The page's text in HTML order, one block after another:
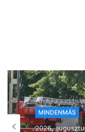
MINDENMÁS
MINDENMÁS